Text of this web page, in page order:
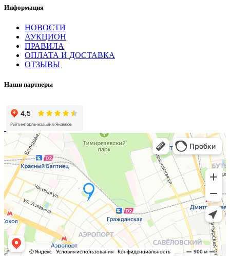
Информация
НОВОСТИ
АУКЦИОН
ПРАВИЛА
ОПЛАТА И ДОСТАВКА
ОТЗЫВЫ
Наши партнеры